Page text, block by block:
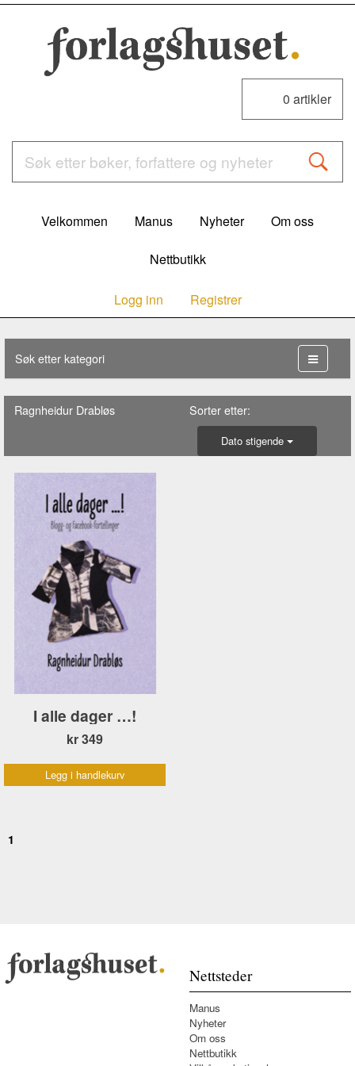
0 artikler
Velkommen Manus Nyheter Om oss
Nettbutikk
Logg inn Registrer
Søk etter kategori
Ragnheidur Drabløs Sorter etter:
Dato stigende
I alle dager …!
kr 349
Legg i handlekurv
1
Nettsteder
Manus
Nyheter
Om oss
Nettbutikk